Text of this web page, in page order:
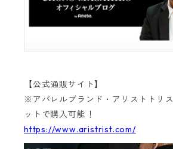
【公式通販サイト】
※アパレルブランド・アリストトリ
ットで購入可能！
https://www.aristrist.com/